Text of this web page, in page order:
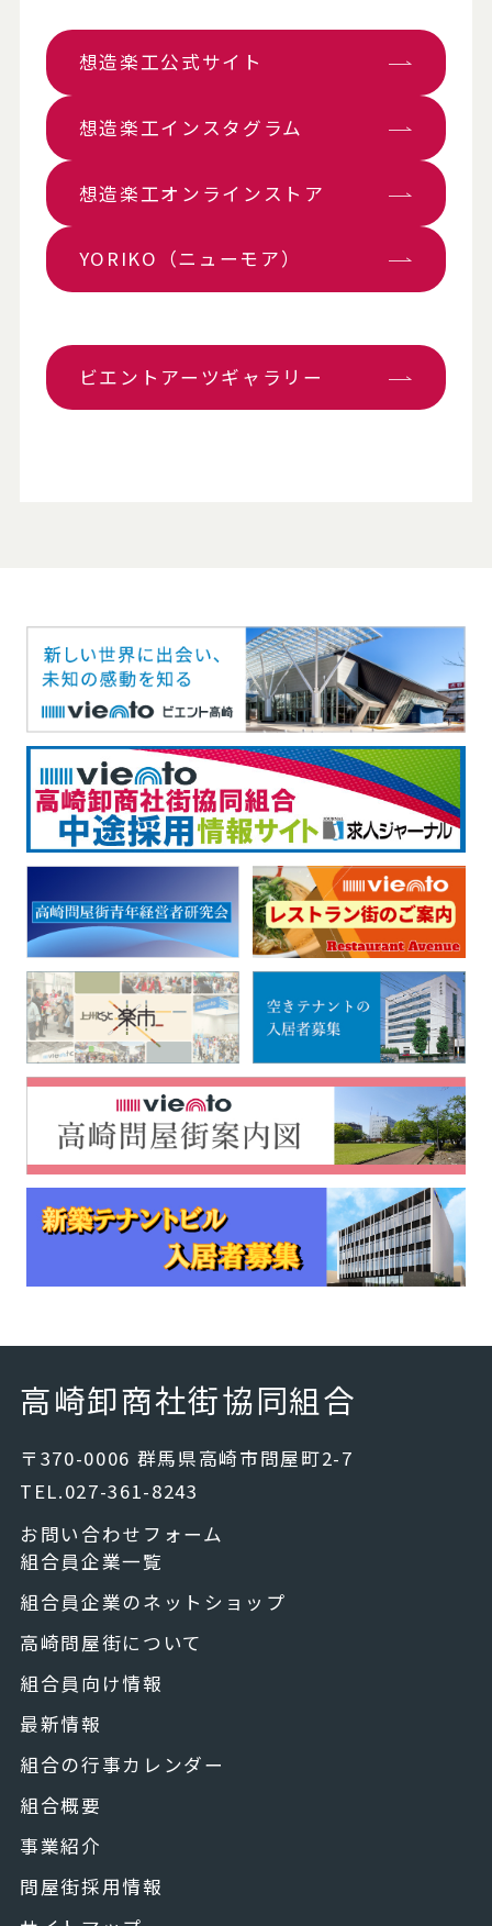
想造楽工公式サイト
想造楽工インスタグラム
想造楽工オンラインストア
YORIKO（ニューモア）
ビエントアーツギャラリー
高崎卸商社街協同組合
〒370-0006 群馬県高崎市問屋町2-7
TEL.027-361-8243
お問い合わせフォーム
組合員企業一覧
組合員企業のネットショップ
高崎問屋街について
組合員向け情報
最新情報
組合の行事カレンダー
組合概要
事業紹介
問屋街採用情報